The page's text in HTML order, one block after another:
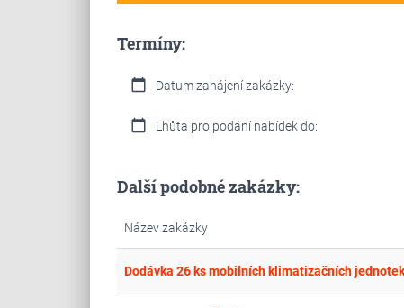
Termíny:
calendar_today Datum zahájení zakázky:
calendar_today Lhůta pro podání nabídek do:
Další podobné zakázky:
Název zakázky
Dodávka 26 ks mobilních klimatizačních jednotek